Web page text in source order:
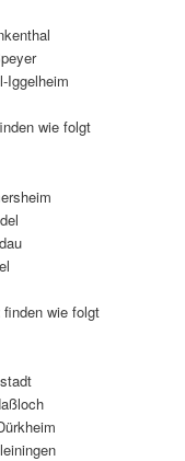
Iggelheim
wie folgt
finden wie folgt